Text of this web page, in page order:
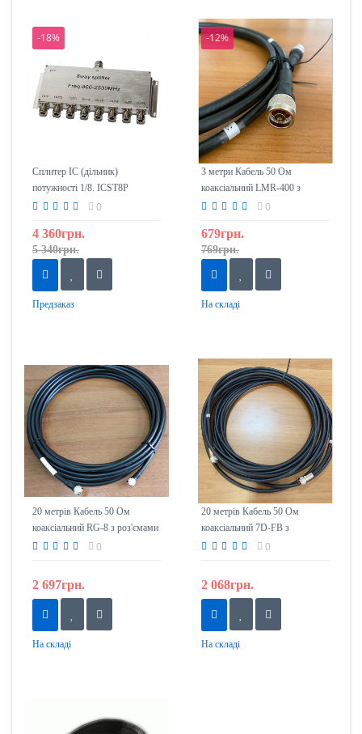
-18%
Сплитер IC (дільник)
потужності 1/8. ICST8P
0
4 360грн.
5 340грн.
Предзаказ
-12%
3 метри Кабель 50 Ом
коаксіальний LMR-400 з
роз'ємами N-тип (тато)
0
679грн.
769грн.
На складі
20 метрів Кабель 50 Ом
коаксіальний RG-8 з роз'ємами
N-тип (тато)
0
2 697грн.
На складі
20 метрів Кабель 50 Ом
коаксіальний 7D-FB з
роз'ємами N-тип (тато)
0
2 068грн.
На складі